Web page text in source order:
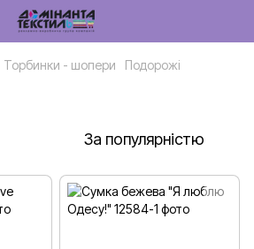
Торбинки - шопери Подорожі
За популярністю